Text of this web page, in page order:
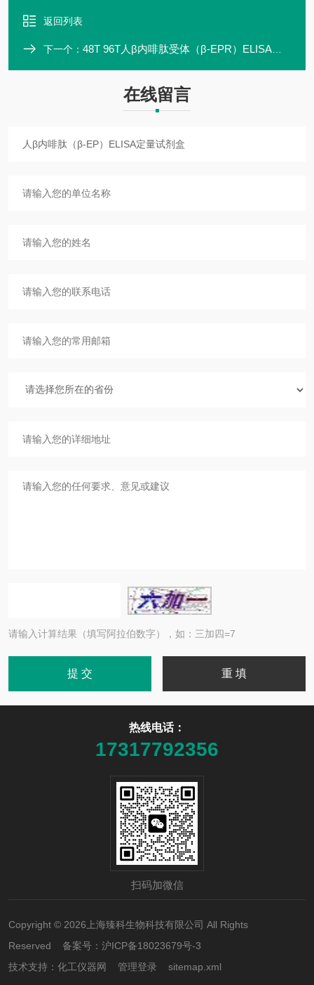
返回列表
下一个： 48T 96T人β内啡肽受体（β-EPR）ELISA定量试剂盒ZK-00542
在线留言
请输入计算结果（填写阿拉伯数字），如：三加四=7
热线电话：
17317792356
扫码加微信
Copyright © 2026上海臻科生物科技有限公司 All Rights
Reserved 备案号： 沪ICP备18023679号-3
技术支持： 化工仪器网 管理登录 sitemap.xml